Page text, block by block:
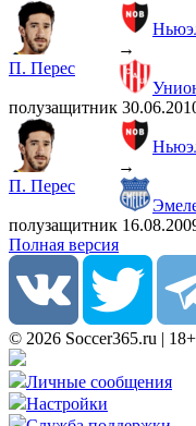
П. Перес
полузащитник
→
П. Перес
полузащитник
→
Полная версия
© 2026 Soccer365.ru | 18+
Личные сообщения
Настройки